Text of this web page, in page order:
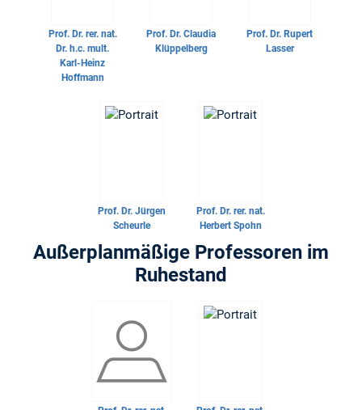
Prof. Dr. rer. nat.
Dr. h.c. mult.
Karl-Heinz
Hoffmann
Prof. Dr. Claudia
Klüppelberg
Prof. Dr. Rupert
Lasser
Prof. Dr. Jürgen
Scheurle
Prof. Dr. rer. nat.
Herbert Spohn
Außerplanmäßige Professoren im
Ruhestand